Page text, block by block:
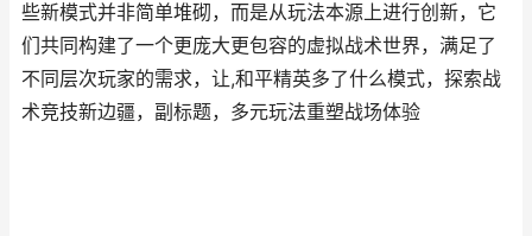
些新模式并非简单堆砌，而是从玩法本源上进行创新，它
们共同构建了一个更庞大更包容的虚拟战术世界，满足了
不同层次玩家的需求，让,和平精英多了什么模式，探索战
术竞技新边疆，副标题，多元玩法重塑战场体验